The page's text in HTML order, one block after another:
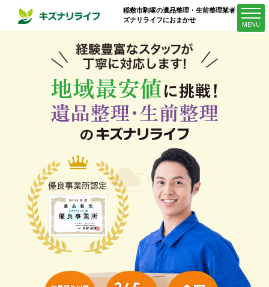
稲敷市駒塚の遺品整理・生前整理業者はキ
ズナリライフにおまかせ